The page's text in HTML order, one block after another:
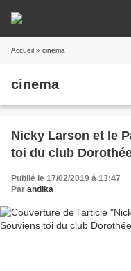
Accueil » cinema
cinema
Nicky Larson et le
toi du club
Publié le 17/02/2019 à 13:47
Par andika